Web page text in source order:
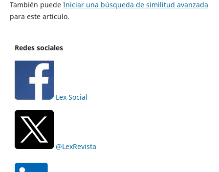
También puede Iniciar una búsqueda de similitud avanzada
para este artículo.
Redes sociales
Lex Social
@LexRevista